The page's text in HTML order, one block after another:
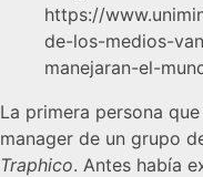
https://
de-los-medios-
manejaran-el-
La primera persona
manager de un grupo
Traphico. Antes había